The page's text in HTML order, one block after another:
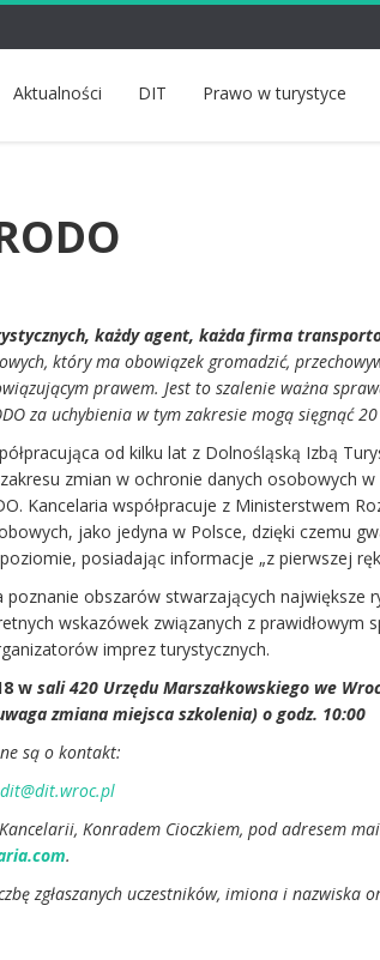
Aktualności DIT Prawo w turystyce
każdy agent, każda firma
który ma obowiązek gromadzić,
prawem. Jest to szalenie ważna
za uchybienia w tym zakresie mogą sięgnąć
od kilku lat z Dolnośląską Izbą
zmian w ochronie danych osobowych
Kancelaria współpracuje z Ministerstwem
jako jedyna w Polsce, dzięki czemu
posiadając informacje „z pierwszej
poznanie obszarów stwarzających największe
wskazówek związanych z prawidłowym
imprez turystycznych.
wsali 420 Urzędu Marszałkowskiego we
zmiana miejsca szkolenia) o godz. 10:00
są o kontakt:
dit@dit.wroc.pl
Konradem Cioczkiem, pod adresem
.
zgłaszanych uczestników, imiona i nazwiska